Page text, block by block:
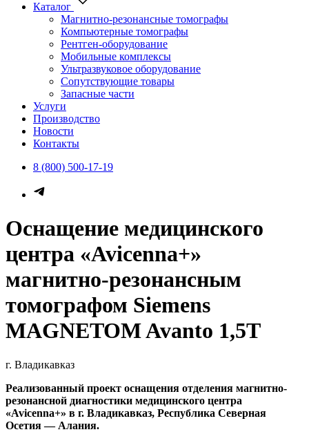
Каталог
Магнитно-резонансные томографы
Компьютерные томографы
Рентген-оборудование
Мобильные комплексы
Ультразвуковое оборудование
Сопутствующие товары
Запасные части
Услуги
Производство
Новости
Контакты
8 (800) 500-17-19
Оснащение медицинского
центра «Avicenna+»
магнитно-резонансным
томографом Siemens
MAGNETOM Avanto 1,5Т
г. Владикавказ
Реализованный проект оснащения отделения магнитно-
резонансной диагностики медицинского центра
«Avicenna+» в г. Владикавказ, Республика Северная
Осетия — Алания.